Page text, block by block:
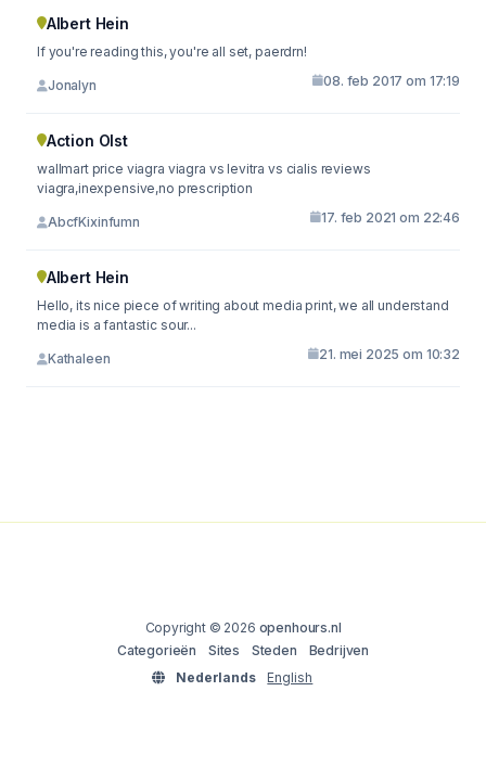
Albert Hein
If you're reading this, you're all set, paerdrn!
Jonalyn 08. feb 2017 om 17:19
Action Olst
wallmart price viagra viagra vs levitra vs cialis reviews
viagra,inexpensive,no prescription
AbcfKixinfumn 17. feb 2021 om 22:46
Albert Hein
Hello, its nice piece of writing about media print, we all understand
media is a fantastic sour...
Kathaleen 21. mei 2025 om 10:32
Copyright © 2026 openhours.nl
Categorieën
Sites Steden
Bedrijven
Nederlands
English